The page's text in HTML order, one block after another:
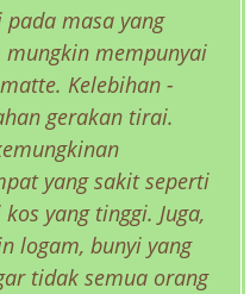
masa yang
mempunyai
Kelebihan -
gerakan tirai.
yang sakit seperti
yang tinggi. Juga,
logam, bunyi yang
tidak semua orang